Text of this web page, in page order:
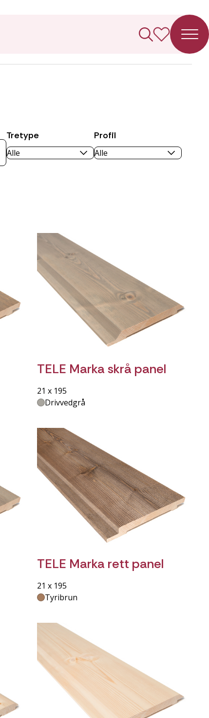
Tretype Profil
TELE Marka skrå panel
21 x 195
Drivvedgrå
TELE Marka rett panel
21 x 195
Tyribrun